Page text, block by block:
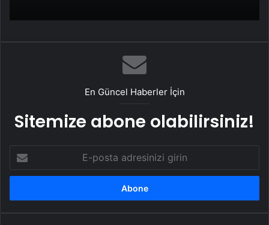
En Güncel Haberler İçin
Sitemize abone olabilirsiniz!
posta
adresinizi